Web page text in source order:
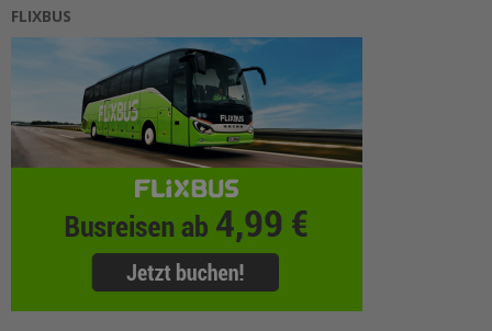
FLIXBUS